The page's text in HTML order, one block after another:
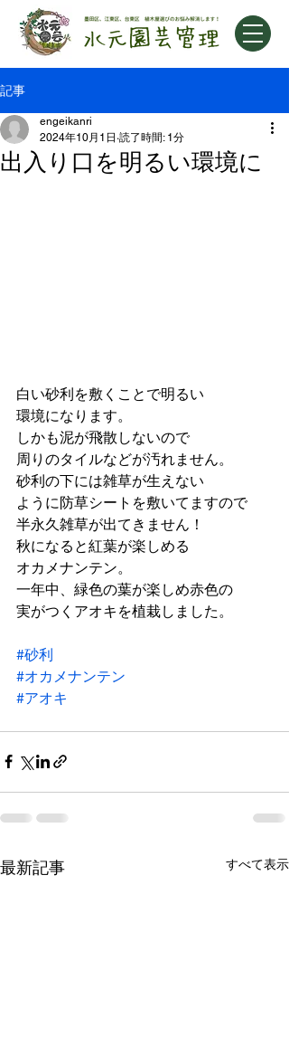
記事
出入り口を明るい環境に
engeikanri
2024年10月1日 読了時間: 1分
白い砂利を敷くことで明るい
環境になります。
しかも泥が飛散しないので
周りのタイルなどが汚れません。
砂利の下には雑草が生えない
ように防草シートを敷いてますので
半永久雑草が出てきません！
秋になると紅葉が楽しめる
オカメナンテン。
一年中、緑色の葉が楽しめ赤色の
実がつくアオキを植栽しました。
#砂利
#オカメナンテン
#アオキ
最新記事 すべて表示